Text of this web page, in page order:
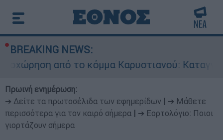
BREAKING NEWS:
από το κόμμα Καρυστιανού:
Πρωινή ενημέρωση:
➔ Δείτε τα πρωτοσέλιδα των εφημερίδων
➔ Μάθετε
περισσότερα για τον καιρό σήμερα
➔ Εορτολόγιο: Ποιοι
γιορτάζουν σήμερα